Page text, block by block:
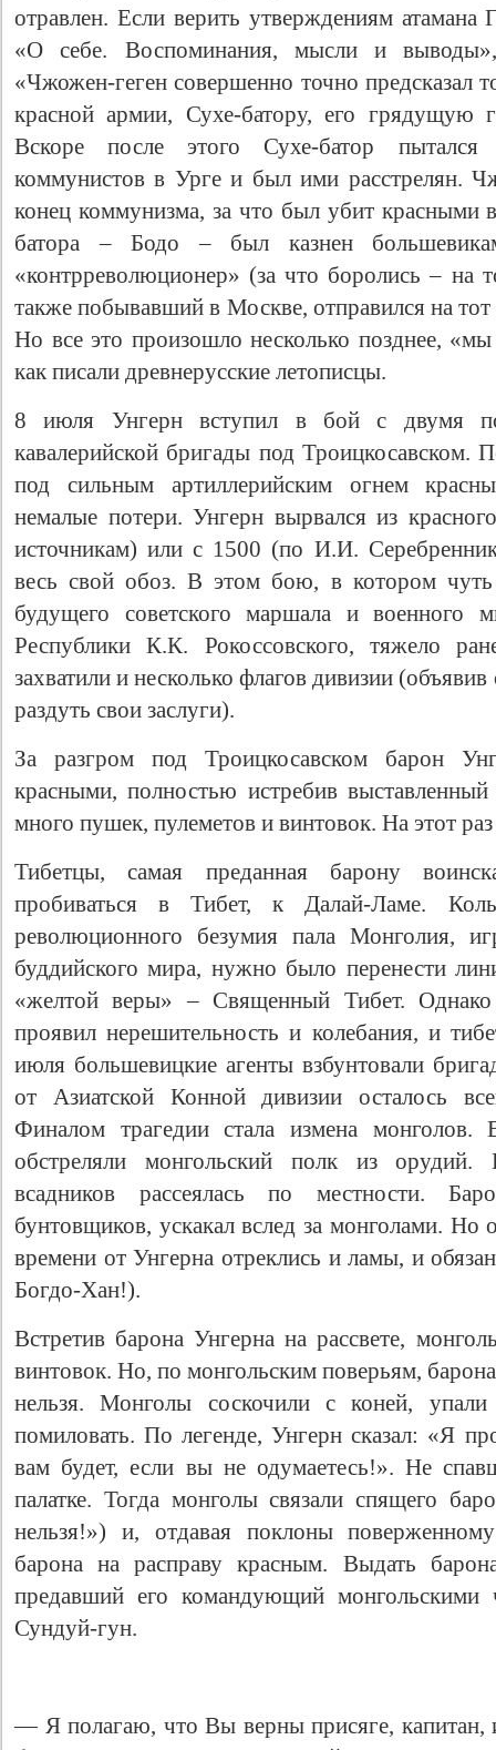
отравлен. Если верить утверждениям
«О себе. Воспоминания, мысли и
«Чжожен-геген совершенно точно предсказал
красной армии, Сухе-батору, его грядущую
Вскоре после этого Сухе-батор пытался
коммунистов в Урге и был ими расстрелян.
конец коммунизма, за что был убит красными
батора – Бодо – был казнен
«контрреволюционер» (за что боролись – на
также побывавший в Москве, отправился на
Но все это произошло несколько позднее,
как писали древнерусские летописцы.
8 июля Унгерн вступил в бой с двумя
кавалерийской бригады под Троицкосавском.
под сильным артиллерийским огнем
немалые потери. Унгерн вырвался из
источникам) или с 1500 (по И.И.
весь свой обоз. В этом бою, в котором чуть
будущего советского маршала и военного
Республики К.К. Рокоссовского, тяжело
захватили и несколько флагов дивизии
раздуть свои заслуги).
За разгром под Троицкосавском барон
красными, полностью истребив выставленный
много пушек, пулеметов и винтовок. На этот
Тибетцы, самая преданная барону
пробиваться в Тибет, к Далай-Ламе.
революционного безумия пала Монголия,
буддийского мира, нужно было перенести
«желтой веры» – Священный Тибет.
проявил нерешительность и колебания, и
июля большевицкие агенты взбунтовали
от Азиатской Конной дивизии осталось
Финалом трагедии стала измена монголов.
обстреляли монгольский полк из орудий.
всадников рассеялась по местности.
бунтовщиков, ускакал вслед за монголами. Но
времени от Унгерна отреклись и ламы, и
Богдо-Хан!).
Встретив барона Унгерна на рассвете,
винтовок. Но, по монгольским поверьям,
нельзя. Монголы соскочили с коней,
помиловать. По легенде, Унгерн сказал: «Я
вам будет, если вы не одумаетесь!». Не
палатке. Тогда монголы связали спящего
нельзя!») и, отдавая поклоны
барона на расправу красным. Выдать
предавший его командующий монгольскими
Сундуй-гун.
— Я полагаю, что Вы верны присяге, капитан,